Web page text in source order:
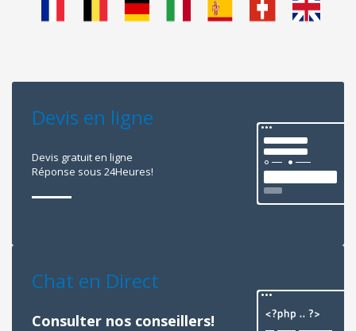
Devis en ligne
Devis gratuit en ligne
Réponse sous 24Heures!
Chat en Direct
Consulter nos conseillers!